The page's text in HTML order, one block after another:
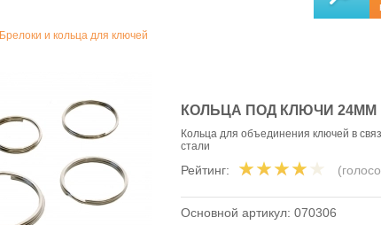
Брелоки и кольца для ключей
КОЛЬЦА ПОД КЛЮЧИ 24ММ
Кольца для объединения ключей в
стали
Рейтинг:
Основной артикул: 070306